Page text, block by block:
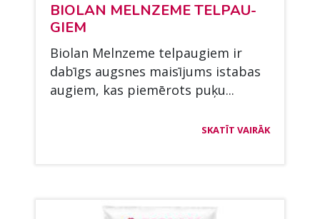
BIO­LAN MELNZE­ME TEL­PAU­
GIEM
Bio­lan Melnze­me tel­pau­giem ir
dabīgs augs­nes maisī­jums is­ta­bas
au­giem, kas piemē­rots puķu...
SKATĪT VAIRĀK